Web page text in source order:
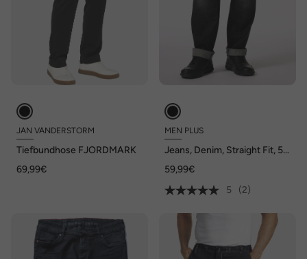
JAN VANDERSTORM
Tiefbundhose FJORDMARK
69,99€
MEN PLUS
Jeans, Denim, Straight Fit, 5-
59,99€
5
(2)